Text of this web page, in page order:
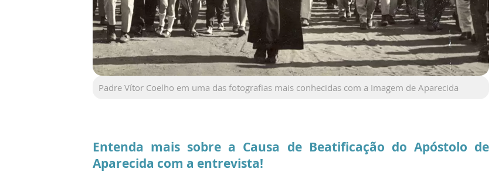
Padre Vítor Coelho em uma das fotografias mais conhecidas com a Imagem de Aparecida
Entenda mais sobre a Causa de Beatificação do Apóstolo de
Aparecida com a entrevista!